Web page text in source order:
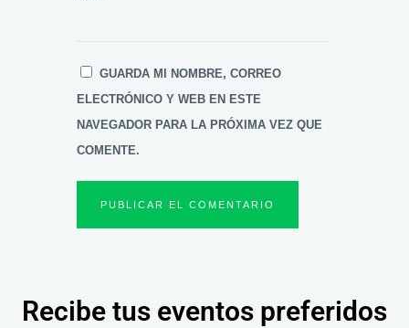
GUARDA MI NOMBRE, CORREO
ELECTRÓNICO Y WEB EN ESTE
NAVEGADOR PARA LA PRÓXIMA VEZ QUE
COMENTE.
Recibe tus eventos preferidos